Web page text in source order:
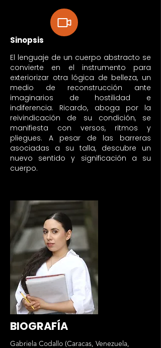
Sinopsis
El lenguaje de un cuerpo abstracto se
convierte en el instrumento para
exteriorizar otra lógica de belleza, un
medio de reconstrucción ante
imaginarios de hostilidad e
indiferencia. Ricardo, aboga por la
reivindicación de su condición, se
manifiesta con versos, ritmos y
pliegues. A pesar de las barreras
asociadas a su talla, descubre un
nuevo sentido y significación a su
cuerpo.
BIOGRAFÍA
Gabriela Codallo (Caracas, Venezuela,